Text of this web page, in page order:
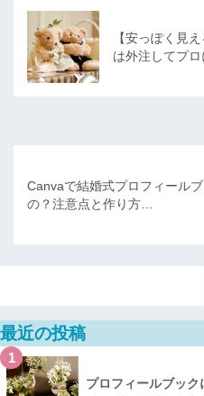
【安っぽく見
は外注してプ
Canvaで結婚式プロフィール
の？注意点と作り方…
最近の投稿
1
プロフィールブック